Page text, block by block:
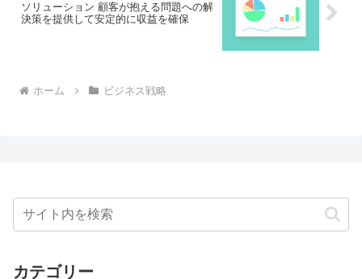
ソリューション 顧客が抱える問題への解
決策を提供して安定的に収益を確保
ホーム ビジネス戦略
カテゴリー